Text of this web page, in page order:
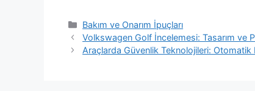
Kategoriler
Bakım ve Onarım İpuçları
Volkswagen Golf İncelemesi: Tasarım ve
Araçlarda Güvenlik Teknolojileri: Otomatik